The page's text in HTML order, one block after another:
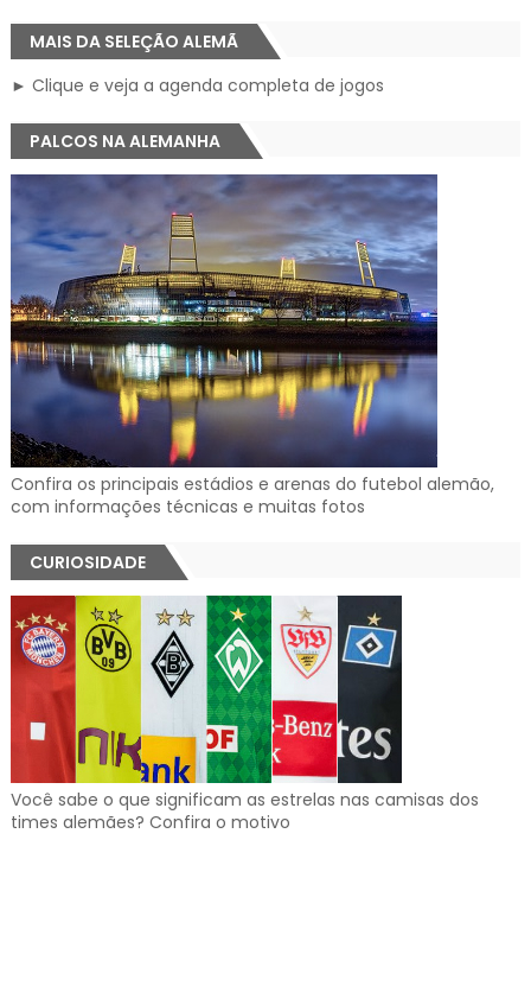
MAIS DA SELEÇÃO ALEMÃ
► Clique e veja a agenda completa de jogos
PALCOS NA ALEMANHA
Confira os principais estádios e arenas do futebol alemão,
com informações técnicas e muitas fotos
CURIOSIDADE
Você sabe o que significam as estrelas nas camisas dos
times alemães? Confira o motivo